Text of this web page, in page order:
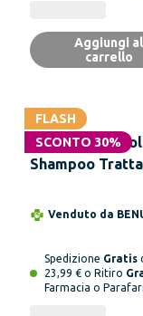
Aggiungi al
carrello
FLASH
SCONTO 30%
DUCRAY Kertyol
Shampoo
Trattamento
Venduto da
Spedizione Gratis
23,99 € o Ritiro
Farmacia o